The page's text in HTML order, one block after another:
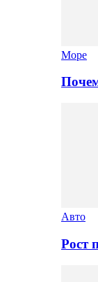
Море
Авто
Рост